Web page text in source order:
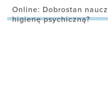
Online: Dobrostan
higienę psychiczną?